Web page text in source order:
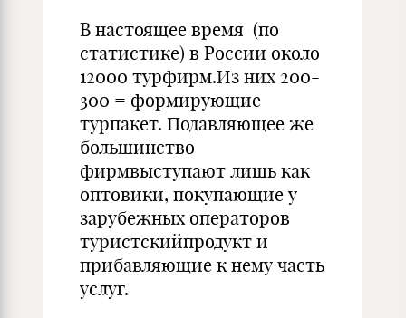
В настоящее время (по
статистике) в России около
12000 турфирм.Из них 200-
300 = формирующие
турпакет. Подавляющее же
большинство
фирмвыступают лишь как
оптовики, покупающие у
зарубежных операторов
туристскийпродукт и
прибавляющие к нему часть
услуг.